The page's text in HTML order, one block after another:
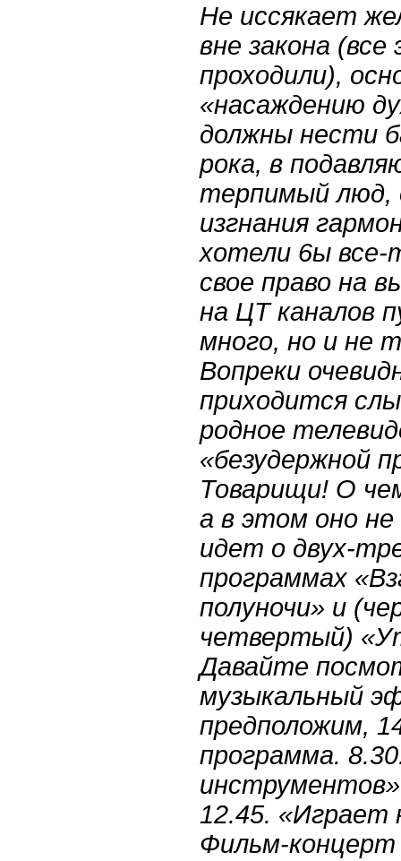
Не иссякает
вне закона
проходили),
«насаждению
должны нести
рока, в
терпимый люд,
изгнания
хотели 6ы
свое право на
на ЦТ каналов
много, но и не
Вопреки
приходится
родное
«безудержной
Товарищи! О
а в этом оно не
идет о двух-
программах
полуночи» и
четвертый)
Давайте
музыкальный
предположим,
программа.
12.45. «Играет
Фильм-концерт